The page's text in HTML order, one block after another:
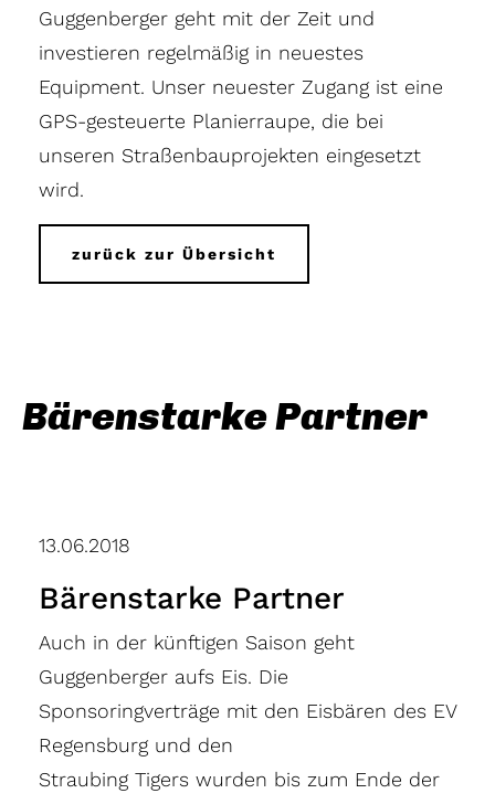
Guggenberger geht mit der Zeit und
investieren regelmäßig in neuestes
Equipment. Unser neuester Zugang ist eine
GPS-gesteuerte Planierraupe, die bei
unseren Straßenbauprojekten eingesetzt
wird.
zurück zur Übersicht
Bärenstarke Partner
13.06.2018
Bärenstarke Partner
Auch in der künftigen Saison geht
Guggenberger aufs Eis. Die
Sponsoringverträge mit den Eisbären des EV
Regensburg und den
Straubing Tigers wurden bis zum Ende der